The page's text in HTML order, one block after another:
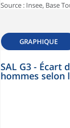
Source : Insee, Base
GRAPHIQUE
SAL G3 - Écart
hommes selon